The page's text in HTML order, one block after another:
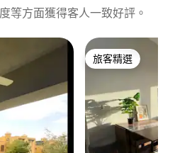
等方面獲得客人一致好評。
旅客精選
旅客精選